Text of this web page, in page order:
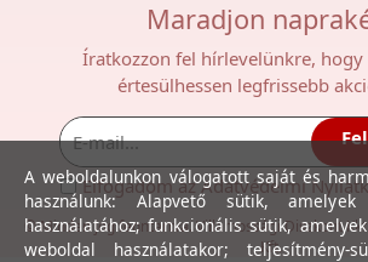
Maradjon
Íratkozzon fel hírlevelünkre, hogy
értesülhessen legfrissebb
Elfogadom azAdatvédelmi
© Minden jog fenntartva. Villamossági Diszkont
Kft.
A weboldalunkon válogatott saját és
használunk: Alapvető sütik,
használatához; funkcionális sütik,
weboldal használatakor; teljesítmény-